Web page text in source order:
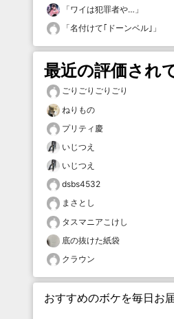
「ワイは犯罪者や… 」
「名付けて｢ドーンベル｣ 」
最近の評価され
ごりごりごりごり
ねりもの
プリティ慶
いじつえ
いじつえ
dsbs4532
まさとし
タスマニアこけし
底の抜けた紙袋
クラウン
おすすめのボケを毎日お